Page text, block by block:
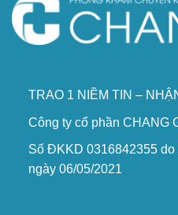
TRAO 1 NIỀM TIN –
Công ty cổ phần CHANG
Số ĐKKD 0316842355
ngày 06/05/2021